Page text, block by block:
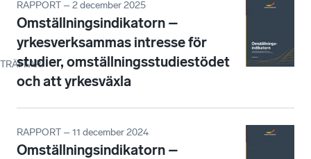
TRÄFFAR:
RAPPORT – 2 december 2025
Omställningsindikatorn –
yrkesverksammas intresse för
studier, omställningsstudiestödet
och att yrkesväxla
RAPPORT – 11 december 2024
Omställningsindikatorn –